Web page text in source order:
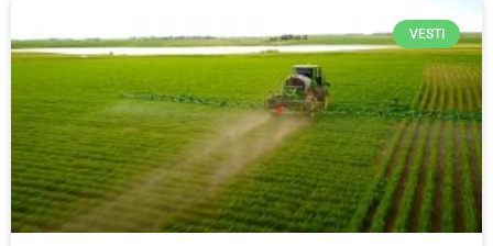
VESTI